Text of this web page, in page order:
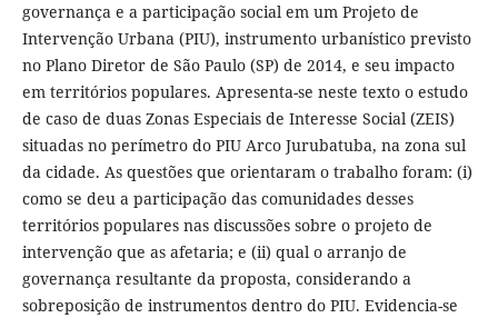
governança e a participação social em um Projeto de
Intervenção Urbana (PIU), instrumento urbanístico previsto
no Plano Diretor de São Paulo (SP) de 2014, e seu impacto
em territórios populares. Apresenta-se neste texto o estudo
de caso de duas Zonas Especiais de Interesse Social (ZEIS)
situadas no perímetro do PIU Arco Jurubatuba, na zona sul
da cidade. As questões que orientaram o trabalho foram: (i)
como se deu a participação das comunidades desses
territórios populares nas discussões sobre o projeto de
intervenção que as afetaria; e (ii) qual o arranjo de
governança resultante da proposta, considerando a
sobreposição de instrumentos dentro do PIU. Evidencia-se